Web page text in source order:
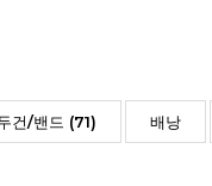
건/밴드 (71) 배낭